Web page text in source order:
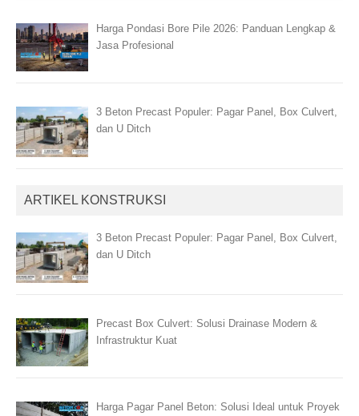
Harga Pondasi Bore Pile 2026: Panduan Lengkap &
Jasa Profesional
3 Beton Precast Populer: Pagar Panel, Box Culvert,
dan U Ditch
ARTIKEL KONSTRUKSI
3 Beton Precast Populer: Pagar Panel, Box Culvert,
dan U Ditch
Precast Box Culvert: Solusi Drainase Modern &
Infrastruktur Kuat
Harga Pagar Panel Beton: Solusi Ideal untuk Proyek